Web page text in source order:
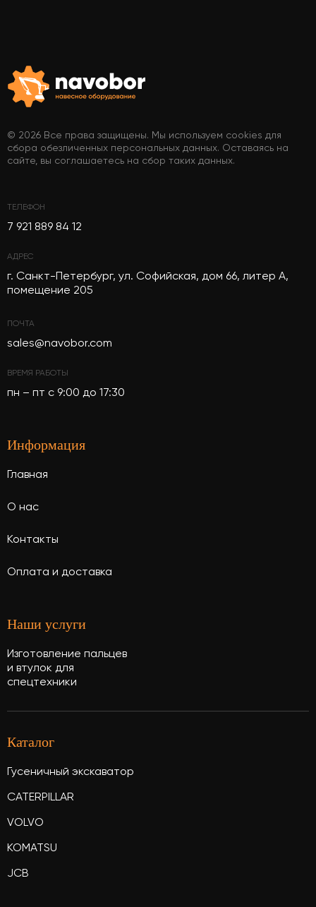
© 2026 Все права защищены. Мы используем cookies для
сбора обезличенных персональных данных. Оставаясь на
сайте, вы соглашаетесь на сбор таких данных.
ТЕЛЕФОН
7 921 889 84 12
АДРЕС
г. Санкт-Петербург, ул. Софийская, дом 66, литер А,
помещение 205
ПОЧТА
sales@navobor.com
ВРЕМЯ РАБОТЫ
пн – пт с 9:00 до 17:30
Наши услуги
Изготовление пальцев
и втулок для
спецтехники
Информация
Главная
О нас
Контакты
Оплата и доставка
Каталог
Гусеничный экскаватор
CATERPILLAR
VOLVO
KOMATSU
JCB